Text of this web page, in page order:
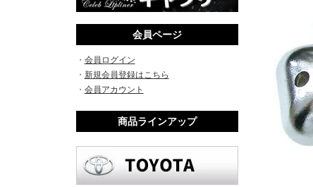
会員ページ
・ 会員ログイン
・ 新規会員登録はこちら
・ 会員アカウント
商品ラインアップ